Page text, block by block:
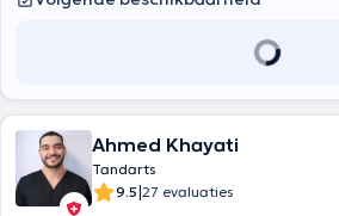
Ahmed Khayati
Tandarts
9.5|27 evaluaties